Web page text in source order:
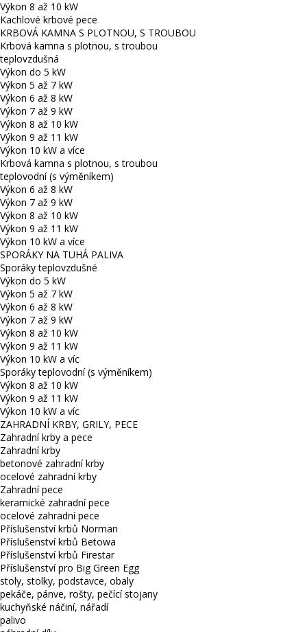
Výkon 8 až 10 kW
Kachlové krbové pece
KRBOVÁ KAMNA S PLOTNOU, S TROUBOU
Krbová kamna s plotnou, s troubou
teplovzdušná
Výkon do 5 kW
Výkon 5 až 7 kW
Výkon 6 až 8 kW
Výkon 7 až 9 kW
Výkon 8 až 10 kW
Výkon 9 až 11 kW
Výkon 10 kW a více
Krbová kamna s plotnou, s troubou
teplovodní (s výměníkem)
Výkon 6 až 8 kW
Výkon 7 až 9 kW
Výkon 8 až 10 kW
Výkon 9 až 11 kW
Výkon 10 kW a více
SPORÁKY NA TUHÁ PALIVA
Sporáky teplovzdušné
Výkon do 5 kW
Výkon 5 až 7 kW
Výkon 6 až 8 kW
Výkon 7 až 9 kW
Výkon 8 až 10 kW
Výkon 9 až 11 kW
Výkon 10 kW a víc
Sporáky teplovodní (s výměníkem)
Výkon 8 až 10 kW
Výkon 9 až 11 kW
Výkon 10 kW a víc
ZAHRADNÍ KRBY, GRILY, PECE
Zahradní krby a pece
Zahradní krby
betonové zahradní krby
ocelové zahradní krby
Zahradní pece
keramické zahradní pece
ocelové zahradní pece
Příslušenství krbů Norman
Příslušenství krbů Betowa
Příslušenství krbů Firestar
Příslušenství pro Big Green Egg
stoly, stolky, podstavce, obaly
pekáče, pánve, rošty, pečící stojany
kuchyňské náčiní, nářadí
palivo